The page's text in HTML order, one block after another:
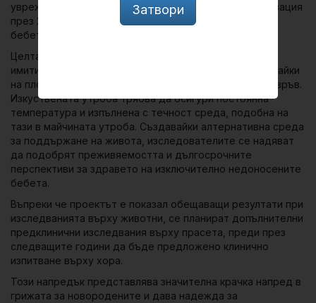
увреждане. По данни на Световната здравна организация
през 2019 г. в света са умрели около 900 000 такива
бебета.
Целта на учените е да разработят система, която
имитира условията в естествената утроба, позволявайки
на плода да диша и да получава храна през пъпната връв.
Изкуствената утроба трябва да осигури постоянна
температура и изпълнена с течност среда, подобна на
тази в майчината утроба. Създавайки алтернативна среда
за поддържане на живота, изследователите се надяват
да подобрят преживяемостта и дългосрочните
перспективи за здравето на изключително недоносените
бебета.
Въпреки че проектът е показал обещаващи резултати при
изследванията върху животни, се планират допълнителни
предклинични изследвания върху прасета, преди през
следващите години да бъде предложено клинично
изпитване върху хора.
Този напредък представлява значителна крачка напред в
грижата за новородените и дава надежда за
Затвори